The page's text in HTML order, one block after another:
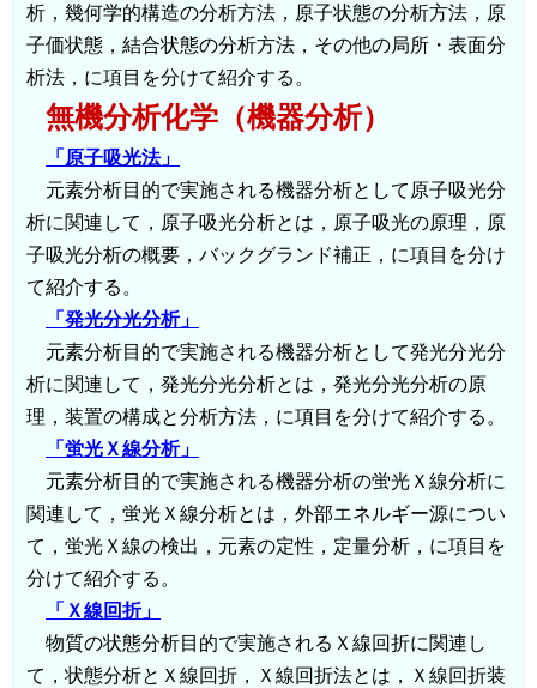
析，幾何学的構造の分析方法，原子状態の分析方法，原
子価状態，結合状態の分析方法，その他の局所・表面分
析法，に項目を分けて紹介する。
無機分析化学（機器分析）
「原子吸光法」
元素分析目的で実施される機器分析として原子吸光分
析に関連して，原子吸光分析とは，原子吸光の原理，原
子吸光分析の概要，バックグランド補正，に項目を分け
て紹介する。
「発光分光分析」
元素分析目的で実施される機器分析として発光分光分
析に関連して，発光分光分析とは，発光分光分析の原
理，装置の構成と分析方法，に項目を分けて紹介する。
「蛍光Ｘ線分析」
元素分析目的で実施される機器分析の蛍光Ｘ線分析に
関連して，蛍光Ｘ線分析とは，外部エネルギー源につい
て，蛍光Ｘ線の検出，元素の定性，定量分析，に項目を
分けて紹介する。
「Ｘ線回折」
物質の状態分析目的で実施されるＸ線回折に関連し
て，状態分析とＸ線回折，Ｘ線回折法とは，Ｘ線回折装